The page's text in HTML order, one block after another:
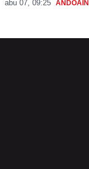
abu 07, 09:25 ANDOAIN